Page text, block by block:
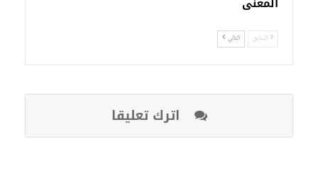
السابق التالي
اترك تعليقا